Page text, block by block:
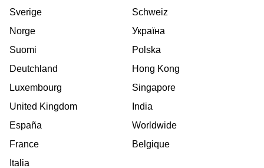
Sverige
Norge
Suomi
Deutchland
Luxembourg
United Kingdom
España
France
Italia
Schweiz
Україна
Polska
Hong Kong
Singapore
India
Worldwide
Belgique